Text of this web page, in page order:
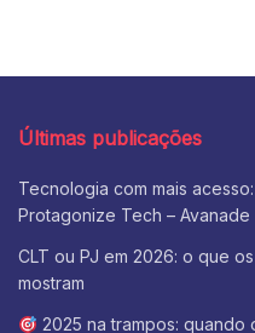
Últimas publicações
Tecnologia com mais
Protagonize Tech – Avanade
CLT ou PJ em 2026: o que
mostram
2025 na trampos: quando